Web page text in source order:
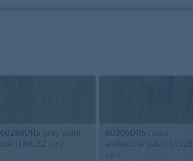
60280DR5 grey giant
oak (180x32 cm)
60306DR5 rustic
anthracite oak (150x28
cm)